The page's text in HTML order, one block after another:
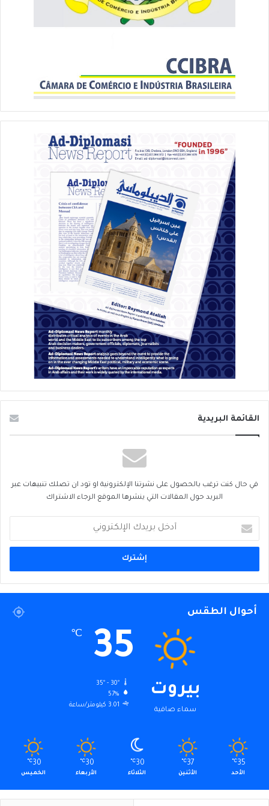
القائمة البريدية
في حال كنت ترغب بالحصول على نشرتنا الإلكترونية او تود ان تصلك تنبيهات عبر
البريد حول المقالات التي ينشرها الموقع الرجاء الاشتراك
بريدك
الإلكتروني
أحوال الطقس
بيروت
سماء صافية
35
℃
35º - 30º
57%
3.01 كيلومتر/ساعة
35
℃
الأحد
37
℃
الأثنين
30
℃
الثلاثاء
30
℃
الأربعاء
30
℃
الخميس